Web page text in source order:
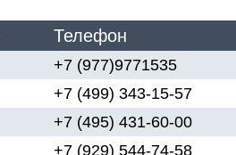
Телефон
+7 (977)9771535
+7 (499) 343-15-57
+7 (495) 431-60-00
+7 (929) 544-74-58